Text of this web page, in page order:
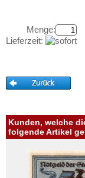
Erkelenz
Eschwege
Esingen
Esslingen
Kontakt
Preislisten
FAQ
Menge:
Lieferzeit:
Kunden, welche
folgende Artikel